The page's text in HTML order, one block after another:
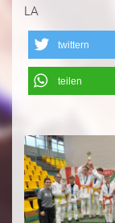
LA
twittern
teilen
';